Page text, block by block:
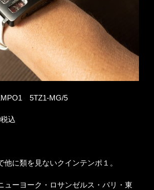
5TZ1-MG/5
込
他に類を見ないクインテンポ１。
ューヨーク・ロサンゼルス・パリ・東